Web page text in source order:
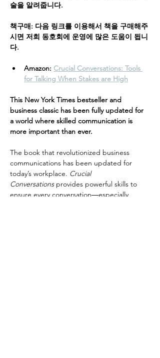
술을 알려줍니다.
책구매: 다음 링크를 이용해서 책을 구매해주
시면 저희 동호회에 운영에 많은 도움이 됩니
다.
Amazon: Crucial Conversations: Tools
for Talking When Stakes are High
This New York Times bestseller and
business classic has been fully updated for
a world where skilled communication is
more important than ever.
The book that revolutionized business
communications has been updated for
today’s workplace. Crucial
Conversations provides powerful skills to
ensure every conversation―especially